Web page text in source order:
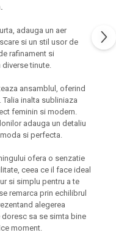
adauga un aer
si un stil usor de
rafinament si
tinute.
ansamblul, oferind
inalta subliniaza
feminin si modern.
adauga un detaliu
si perfecta.
ofera o senzatie
ceea ce il face ideal
si simplu pentru a te
remarca prin echilibrul
alegerea
sa se simta bine
moment.